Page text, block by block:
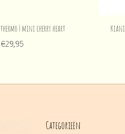
| mini cherry heart
€29,95
Categorieën